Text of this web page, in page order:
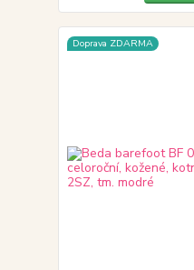
Doprava ZDARMA